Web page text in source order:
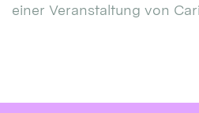
einer Veranstaltung von